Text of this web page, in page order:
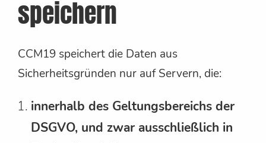
speichern
CCM19 speichert die Daten aus
Sicherheitsgründen nur auf Servern, die:
innerhalb des Geltungsbereichs der
DSGVO, und zwar ausschließlich in